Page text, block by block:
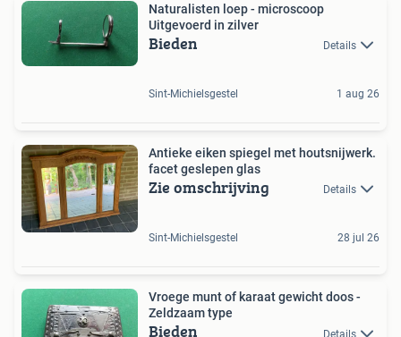
Naturalisten loep - microscoop
Uitgevoerd in zilver
Bieden Details
Sint-Michielsgestel 1 aug 26
Antieke eiken spiegel met houtsnijwerk.
facet geslepen glas
Zie omschrijving Details
Sint-Michielsgestel 28 jul 26
Vroege munt of karaat gewicht doos -
Zeldzaam type
Bieden Details